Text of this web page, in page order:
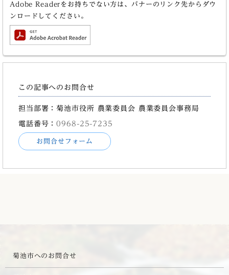
Adobe Readerをお持ちでない方は、バナーのリンク先からダウ
ンロードしてください。
この記事へのお問合せ
担当部署：菊池市役所 農業委員会 農業委員会事務局
電話番号：0968-25-7235
お問合せフォーム
菊池市へのお問合せ